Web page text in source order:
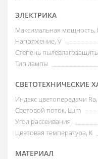
ЭЛЕКТРИКА
Максимальная мощность,
Напряжение, V
Степень
Тип лампы
СВЕТОТЕХНИЧЕСКИЕ
Индекс цветопередачи
Световой поток, Lum
Угол рассеивания
Цветовая температура, К
МАТЕРИАЛ